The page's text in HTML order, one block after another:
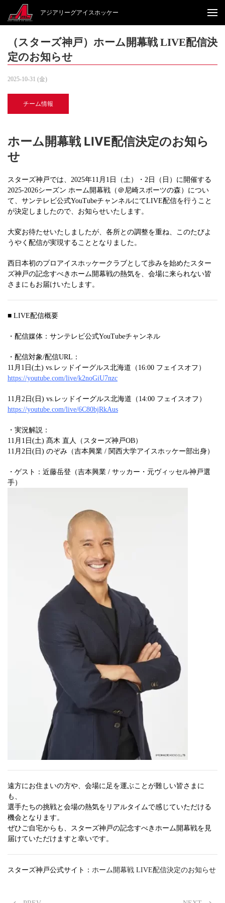
アジアリーグアイスホッケー
（スターズ神戸）ホーム開幕戦 LIVE配信決
定のお知らせ
2025-10-31 (金)
チーム情報
ホーム開幕戦 LIVE配信決定のお知ら
せ
スターズ神戸では、2025年11月1日（土）・2日（日）に開催する
2025-2026シーズン ホーム開幕戦（＠尼崎スポーツの森）につい
て、サンテレビ公式YouTubeチャンネルにてLIVE配信を行うこと
が決定しましたので、お知らせいたします。
大変お待たせいたしましたが、各所との調整を重ね、このたびよ
うやく配信が実現することとなりました。
西日本初のプロアイスホッケークラブとして歩みを始めたスター
ズ神戸の記念すべきホーム開幕戦の熱気を、会場に来られない皆
さまにもお届けいたします。
■ LIVE配信概要
・配信媒体：サンテレビ公式YouTubeチャンネル
・配信対象/配信URL：
11月1日(土) vs.レッドイーグルス北海道（16:00 フェイスオフ）
https://youtube.com/live/k2noGiU7nzc
11月2日(日) vs.レッドイーグルス北海道（14:00 フェイスオフ）
https://youtube.com/live/6C80bjRkAus
・実況解説：
11月1日(土) 髙木 直人（スターズ神戸OB）
11月2日(日) のぞみ（吉本興業 / 関西大学アイスホッケー部出身）
・ゲスト：近藤岳登（吉本興業 / サッカー・元ヴィッセル神戸選
手）
遠方にお住まいの方や、会場に足を運ぶことが難しい皆さまに
も、
選手たちの挑戦と会場の熱気をリアルタイムで感じていただける
機会となります。
ぜひご自宅からも、スターズ神戸の記念すべきホーム開幕戦を見
届けていただけますと幸いです。
スターズ神戸公式サイト： ホーム開幕戦 LIVE配信決定のお知らせ